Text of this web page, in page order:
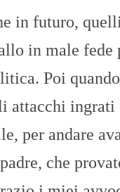
in futuro,
in male
Poi
attacchi ingrati
per andare
che